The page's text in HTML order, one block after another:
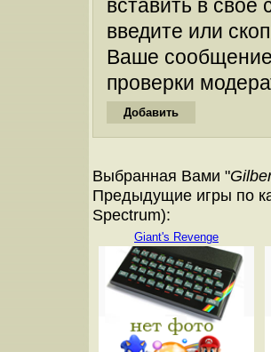
вставить в
введите или
Ваше
проверки
Выбранная Вами "
Предыдущие игры по
Spectrum):
Giant's Revenge